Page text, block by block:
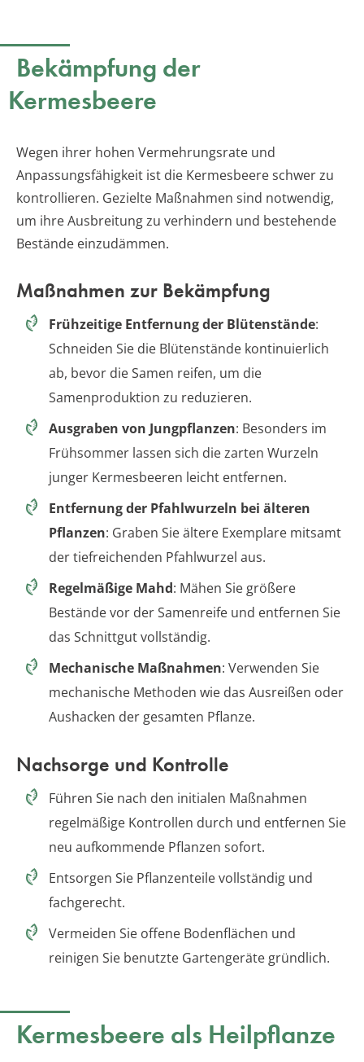
Bekämpfung der
Kermesbeere
Wegen ihrer hohen Vermehrungsrate und
Anpassungsfähigkeit ist die Kermesbeere schwer zu
kontrollieren. Gezielte Maßnahmen sind notwendig,
um ihre Ausbreitung zu verhindern und bestehende
Bestände einzudämmen.
Maßnahmen zur Bekämpfung
Frühzeitige Entfernung der Blütenstände:
Schneiden Sie die Blütenstände kontinuierlich
ab, bevor die Samen reifen, um die
Samenproduktion zu reduzieren.
Ausgraben von Jungpflanzen: Besonders im
Frühsommer lassen sich die zarten Wurzeln
junger Kermesbeeren leicht entfernen.
Entfernung der Pfahlwurzeln bei älteren
Pflanzen: Graben Sie ältere Exemplare mitsamt
der tiefreichenden Pfahlwurzel aus.
Regelmäßige Mahd: Mähen Sie größere
Bestände vor der Samenreife und entfernen Sie
das Schnittgut vollständig.
Mechanische Maßnahmen: Verwenden Sie
mechanische Methoden wie das Ausreißen oder
Aushacken der gesamten Pflanze.
Nachsorge und Kontrolle
Führen Sie nach den initialen Maßnahmen
regelmäßige Kontrollen durch und entfernen Sie
neu aufkommende Pflanzen sofort.
Entsorgen Sie Pflanzenteile vollständig und
fachgerecht.
Vermeiden Sie offene Bodenflächen und
reinigen Sie benutzte Gartengeräte gründlich.
Kermesbeere als Heilpflanze